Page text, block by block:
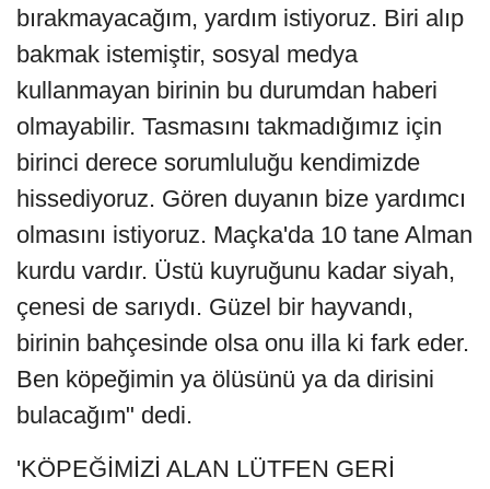
bırakmayacağım, yardım istiyoruz. Biri alıp
bakmak istemiştir, sosyal medya
kullanmayan birinin bu durumdan haberi
olmayabilir. Tasmasını takmadığımız için
birinci derece sorumluluğu kendimizde
hissediyoruz. Gören duyanın bize yardımcı
olmasını istiyoruz. Maçka'da 10 tane Alman
kurdu vardır. Üstü kuyruğunu kadar siyah,
çenesi de sarıydı. Güzel bir hayvandı,
birinin bahçesinde olsa onu illa ki fark eder.
Ben köpeğimin ya ölüsünü ya da dirisini
bulacağım" dedi.
'KÖPEĞİMİZİ ALAN LÜTFEN GERİ